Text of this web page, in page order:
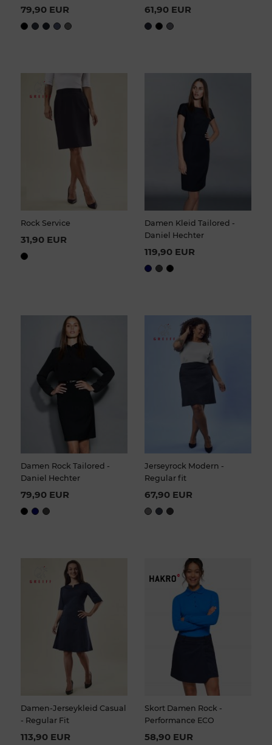
79,90 EUR 61,90 EUR
Rock Service
31,90 EUR
Damen Kleid Tailored -
Daniel Hechter
119,90 EUR
Damen Rock Tailored -
Daniel Hechter
79,90 EUR
Jerseyrock Modern -
Regular fit
67,90 EUR
Damen-Jerseykleid Casual
- Regular Fit
113,90 EUR
Skort Damen Rock -
Performance ECO
58,90 EUR